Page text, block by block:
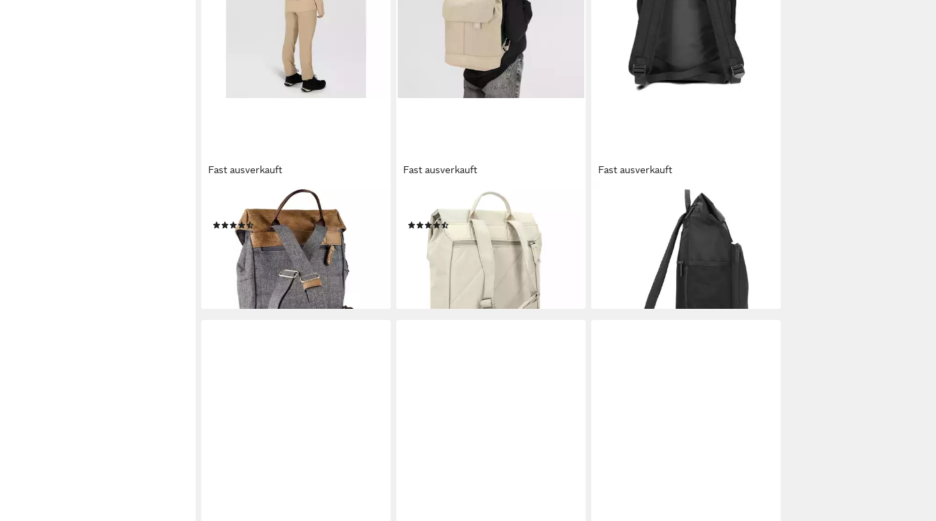
Fast ausverkauft
Cityrucksack Olli, Polyester
(8)
ab 63,67 € UVP74,90 €
lieferbar - in 2-3 Werktagen bei dir
+2
Fast ausverkauft
Rucksack Olli, Polyester
(4)
ab 84,92 € UVP 99,90 €
-15%
lieferbar - in 2-3 Werktagen bei dir
Fast ausverkauft
Daypack Bonny, Polyester
79,90 €
lieferbar - in 2-3 Werktagen bei dir